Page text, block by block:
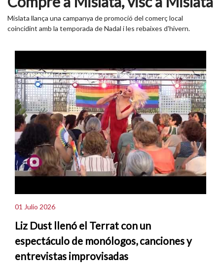
Mislata llança una campanya de promoció del comerç local
coincidint amb la temporada de Nadal i les rebaixes d'hivern.
01 Julio 2026
Liz Dust llenó el Terrat con un
espectáculo de monólogos, canciones y
entrevistas improvisadas